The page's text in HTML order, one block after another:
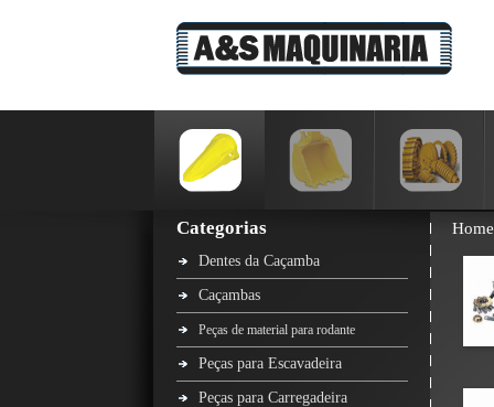
Categorias
Dentes da Caçamba
Caçambas
Peças de material para rodante
Peças para Escavadeira
Peças para Carregadeira
Home